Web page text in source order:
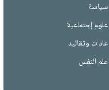
سياسة
علوم إجتماعية
عادات وتقاليد
علم النفس